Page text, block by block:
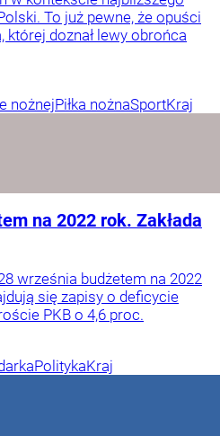
To już pewne, że opuści
której doznał lewy obrońca
nożnejPiłka nożnaSportKraj
na 2022 rok. Zakłada
września budżetem na 2022
się zapisy o deficycie
PKB o 4,6 proc.
PolitykaKraj